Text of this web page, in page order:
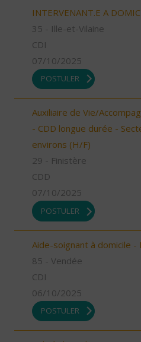
INTERVENANT.E A
35 - Ille-et-Vilaine
CDI
07/10/2025
POSTULER
Auxiliaire de Vie/
- CDD longue durée -
environs (H/F)
29 - Finistère
CDD
07/10/2025
POSTULER
Aide-soignant à domicile
85 - Vendée
CDI
06/10/2025
POSTULER